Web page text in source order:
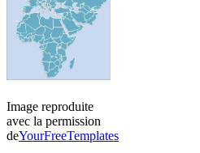
Image reproduite
avec la permission
deYourFreeTemplates